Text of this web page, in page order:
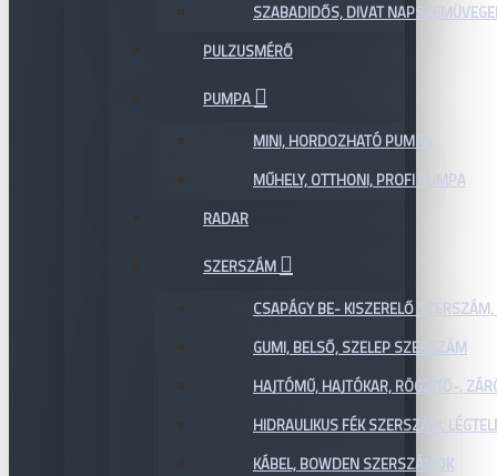
SZABADIDŐS, DIVAT
PULZUSMÉRŐ
PUMPA
MINI, HORDOZHATÓ PUMPA
MŰHELY, OTTHONI, PROFI PUMPA
RADAR
SZERSZÁM
CSAPÁGY BE- KISZERELŐ
GUMI, BELSŐ, SZELEP SZERSZÁM
HAJTÓMŰ, HAJTÓKAR, RÖGZÍTŐ-,
HIDRAULIKUS FÉK SZERSZÁM,
KÁBEL, BOWDEN SZERSZÁMOK